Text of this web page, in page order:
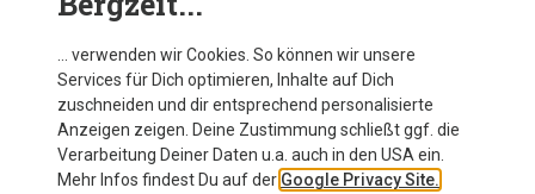
… verwenden wir Cookies. So können wir unsere
Services für Dich optimieren, Inhalte auf Dich
zuschneiden und dir entsprechend personalisierte
Anzeigen zeigen. Deine Zustimmung schließt ggf. die
Verarbeitung Deiner Daten u.a. auch in den USA ein.
Mehr Infos findest Du auf der Google Privacy Site.